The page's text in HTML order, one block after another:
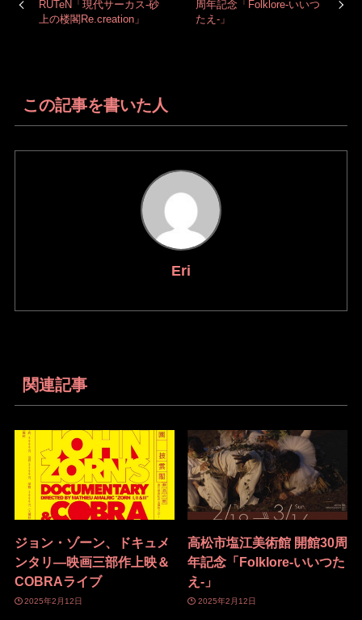
RUTeN「現代サーカス-砂
上の楼閣Re.creation」
周年記念「Folklore-いいつ
たえ-」
この記事を書いた人
Eri
関連記事
ジョン・ゾーン、ドキュメ
ンタリ―映画三部作上映＆
COBRAライブ
2025年2月12日
高松市塩江美術館 開館30周
年記念「Folklore-いいつた
え-」
2025年2月12日